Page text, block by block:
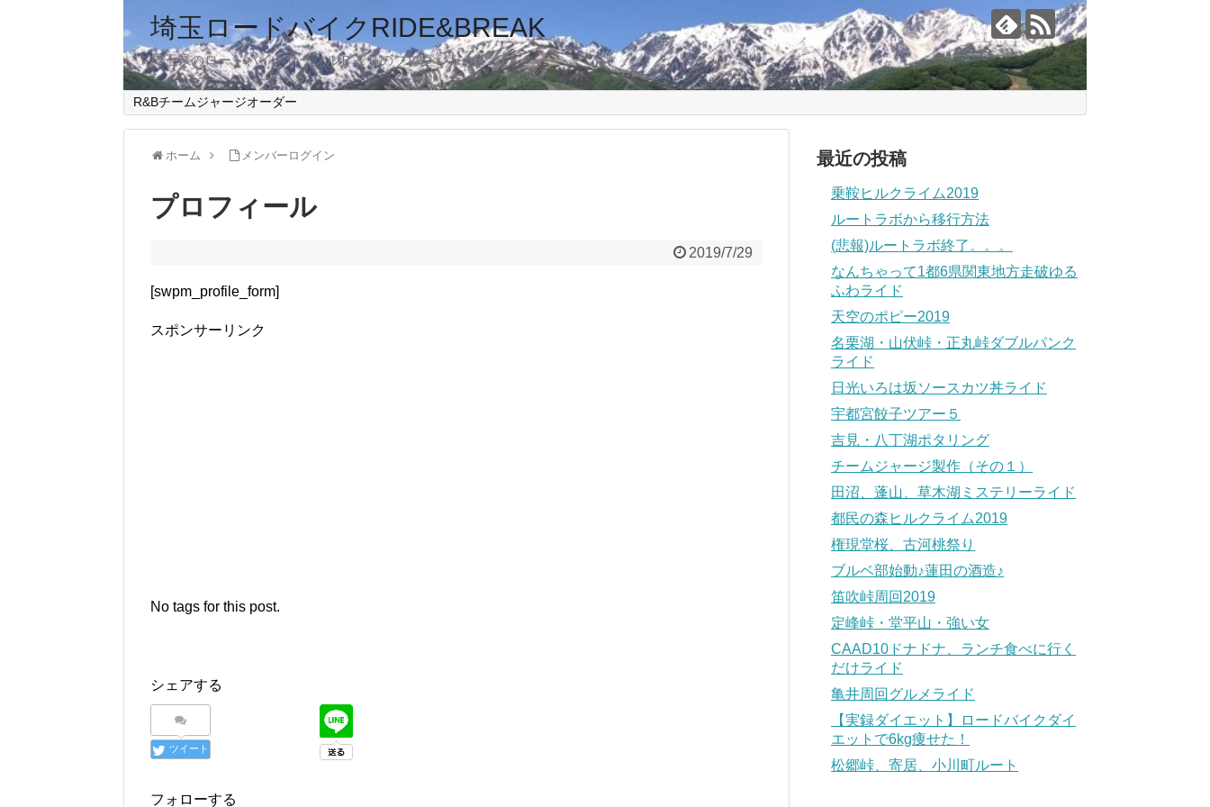
埼玉ロードバイクRIDE&BREAK
埼玉県のロードバイクサークルＲ＆Ｂのブログ
R&Bチームジャージオーダー
ホーム メンバーログイン
プロフィール
2019/7/29
[swpm_profile_form]
スポンサーリンク
No tags for this post.
シェアする
ツイート
フォローする
最近の投稿
乗鞍ヒルクライム2019
ルートラボから移行方法
(悲報)ルートラボ終了。。。
なんちゃって1都6県関東地方走破ゆる
ふわライド
天空のポピー2019
名栗湖・山伏峠・正丸峠ダブルパンク
ライド
日光いろは坂ソースカツ丼ライド
宇都宮餃子ツアー５
吉見・八丁湖ポタリング
チームジャージ製作（その１）
田沼、蓬山、草木湖ミステリーライド
都民の森ヒルクライム2019
権現堂桜、古河桃祭り
ブルベ部始動♪蓮田の酒造♪
笛吹峠周回2019
定峰峠・堂平山・強い女
CAAD10ドナドナ、ランチ食べに行く
だけライド
亀井周回グルメライド
【実録ダイエット】ロードバイクダイ
エットで6kg痩せた！
松郷峠、寄居、小川町ルート